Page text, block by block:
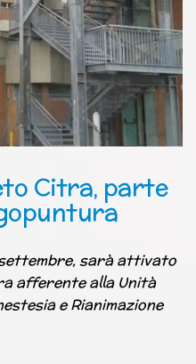
Citra, parte
sarà attivato
afferente alla Unità
e Rianimazione